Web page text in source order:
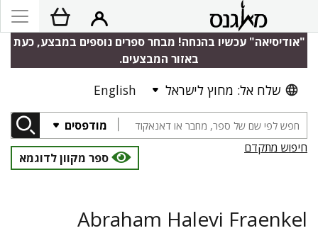
"אודיסיאה" עכשיו בהנחה! מבחר ספרים נוספים במבצע, כעת
באזור המבצעים.
שלח אל: מחוץ לישראל English
מודפסים
חיפוש מתקדם
ספר מקוון לדוגמא
Abraham Halevi Fraenkel